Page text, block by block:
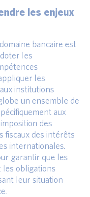
les enjeux
bancaire est
les
les
institutions
un ensemble de
aux
des
fiscaux des intérêts
internationales.
garantir que les
obligations
leur situation